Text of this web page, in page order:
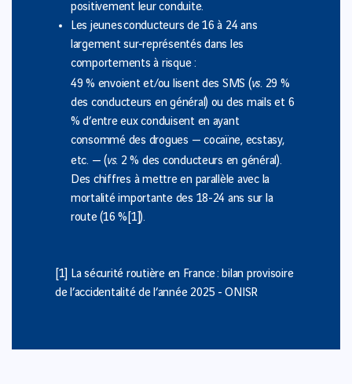
positivement leur conduite.
Les jeunes conducteurs de 16 à 24 ans
largement sur-représentés dans les
comportements à risque :
49 % envoient et/ou lisent des SMS (vs.29 %
des conducteurs en général) ou des mails et 6
% d’entre eux conduisent en ayant
consommé des drogues — cocaïne, ecstasy,
etc. — (vs. 2 % des conducteurs en général).
Des chiffres à mettre en parallèle avec la
mortalité importante des 18-24 ans sur la
route (16 % [1]).
[1]
La sécurité routière en France : bilan provisoire
de l’accidentalité de l’année 2025 - ONISR